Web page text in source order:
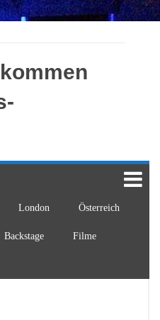
London Österreich
Backstage Filme